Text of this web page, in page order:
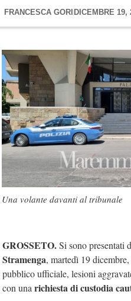
FRANCESCA GORI DICEMBRE 19,
Una volante davanti al tribunale
GROSSETO.Si sono presentati
Stramenga, martedì 19
pubblico ufficiale, lesioni
con una richiesta di custodia